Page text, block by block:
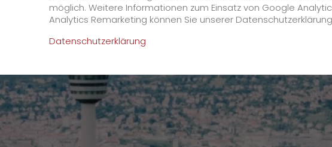
GO! Kundenportal
>
App
Downloads
Newswall
möglich. Weitere Informationen zum Einsatz von Google
Analytics Remarketing können Sie unserer
Datenschutzerklärung